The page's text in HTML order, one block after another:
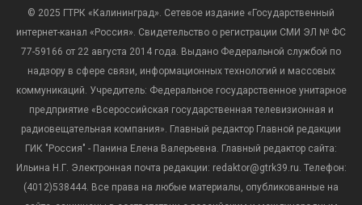
© 2025 ГТРК «Калининград». Сетевое издание «Государственный
интернет-канал «Россия». Свидетельство о регистрации СМИ ЭЛ № ФС
77-59166 от 22 августа 2014 года. Выдано Федеральной службой по
надзору в сфере связи, информационных технологий и массовых
коммуникаций. Учредитель: Федеральное государственное унитарное
предприятие «Всероссийская государственная телевизионная и
радиовещательная компания». Главный редактор Главной редакции
ГИК "Россия" - Панина Елена Валерьевна. Главный редактор сайта:
Ильина Н.Г. Электронная почта редакции: redaktor@gtrk39.ru. Телефон:
(4012)538444. Все права на любые материалы, опубликованные на